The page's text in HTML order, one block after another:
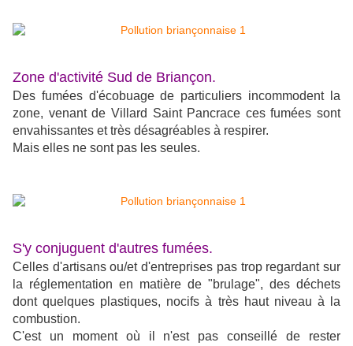
Zone d'activité Sud de Briançon.
Des fumées d'écobuage de particuliers incommodent la
zone, venant de Villard Saint Pancrace ces fumées sont
envahissantes et très désagréables à respirer.
Mais elles ne sont pas les seules.
S'y conjuguent d'autres fumées.
Celles d'artisans ou/et d'entreprises pas trop regardant sur
la réglementation en matière de "brulage", des déchets
dont quelques plastiques, nocifs à très haut niveau à la
combustion.
C'est un moment où il n'est pas conseillé de rester